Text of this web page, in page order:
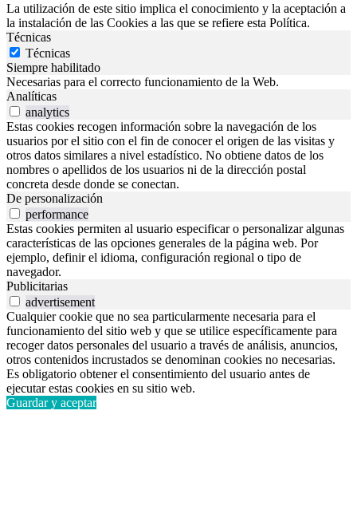
La utilización de este sitio implica el conocimiento y la aceptación a
la instalación de las Cookies a las que se refiere esta Política.
Técnicas
Técnicas
Siempre habilitado
Necesarias para el correcto funcionamiento de la Web.
Analíticas
analytics
Estas cookies recogen información sobre la navegación de los
usuarios por el sitio con el fin de conocer el origen de las visitas y
otros datos similares a nivel estadístico. No obtiene datos de los
nombres o apellidos de los usuarios ni de la dirección postal
concreta desde donde se conectan.
De personalización
performance
Estas cookies permiten al usuario especificar o personalizar algunas
características de las opciones generales de la página web. Por
ejemplo, definir el idioma, configuración regional o tipo de
navegador.
Publicitarias
advertisement
Cualquier cookie que no sea particularmente necesaria para el
funcionamiento del sitio web y que se utilice específicamente para
recoger datos personales del usuario a través de análisis, anuncios,
otros contenidos incrustados se denominan cookies no necesarias.
Es obligatorio obtener el consentimiento del usuario antes de
ejecutar estas cookies en su sitio web.
Guardar y aceptar